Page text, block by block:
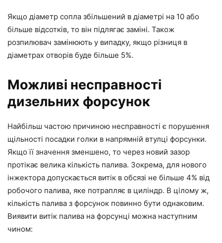
Якщо діаметр сопла збільшений в діаметрі на 10 або
більше відсотків, то він підлягає заміні. Також
розпилювач замінюють у випадку, якщо різниця в
діаметрах отворів буде більше 5%.
Можливі несправності
дизельних форсунок
Найбільш частою причиною несправності є порушення
щільності посадки голки в напрямній втулці форсунки.
Якщо її значення зменшено, то через новий зазор
протікає велика кількість палива. Зокрема, для нового
інжектора допускається витік в обсязі не більше 4% від
робочого палива, яке потрапляє в циліндр. В цілому ж,
кількість палива з форсунок повинно бути однаковим.
Виявити витік палива на форсунці можна наступним
чином: